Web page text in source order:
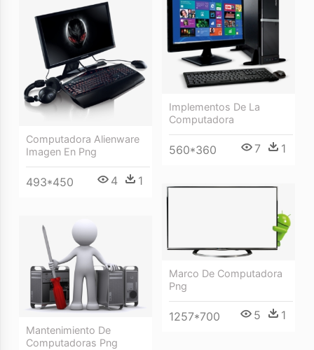
Implementos De La
Computadora
560*360 7 1
Computadora Alienware
Imagen En Png
493*450 4 1
Marco De Computadora
Png
1257*700 5 1
Mantenimiento De
Computadoras Png